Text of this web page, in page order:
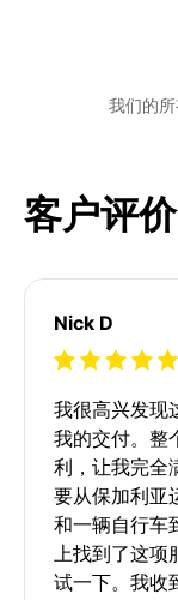
我们的所
客户评价
Nick D
我很高兴发现
我的交付。整
利，让我完全
要从保加利亚
和一辆自行车
上找到了这
试一下。我收